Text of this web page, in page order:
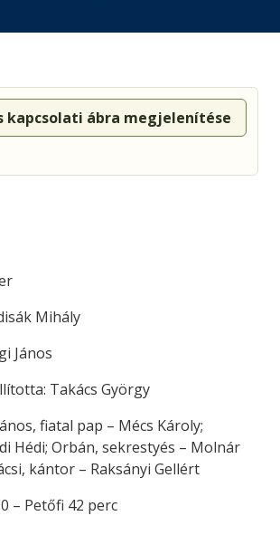
kapcsolati ábra megjelenítése
Mihály
János
Takács György
fiatal pap – Mécs Károly;
Hédi; Orbán, sekrestyés – Molnár
kántor – Raksányi Gellért
– Petőfi 42 perc